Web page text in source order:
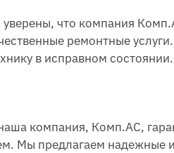
что компания
ремонтные
в исправном состоянии.
компания, Комп.АС,
Мы предлагаем надежные